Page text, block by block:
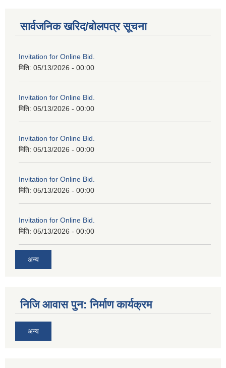
सार्वजनिक खरिद/बोलपत्र सूचना
Invitation for Online Bid.
मिति: 05/13/2026 - 00:00
Invitation for Online Bid.
मिति: 05/13/2026 - 00:00
Invitation for Online Bid.
मिति: 05/13/2026 - 00:00
Invitation for Online Bid.
मिति: 05/13/2026 - 00:00
Invitation for Online Bid.
मिति: 05/13/2026 - 00:00
अन्य
निजि आवास पुन: निर्माण कार्यक्रम
अन्य